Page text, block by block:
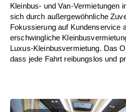
Kleinbus- und Van-Vermietungen
sich durch außergewöhnliche
Fokussierung auf Kundenservice
erschwingliche
Luxus-Kleinbusvermietung. Das
dass jede Fahrt reibungslos und